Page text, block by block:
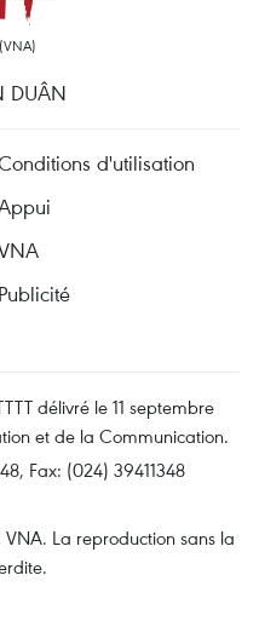
DUÂN
d'utilisation
Publicité
délivré le 11 septembre
et de la Communication.
Fax: (024) 39411348
La reproduction sans la